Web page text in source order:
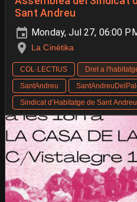
Sant Andreu
Monday, Jul 27, 06:00
La Cinètika
COL·LECTIUS Dret a
SantAndreu
Sindicat d’Habitatge de Sant Andreu